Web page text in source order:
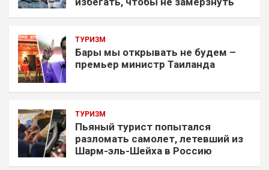
ТУРИЗМ
Бары мы открывать не будем –
премьер министр Таиланда
ТУРИЗМ
Пьяный турист попытался
разломать самолет, летевший из
Шарм-эль-Шейха в Россию